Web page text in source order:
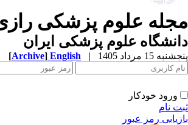
علوم پزشکی رازی
علوم پزشکی ایران
15 مرداد 1405 |
English
[Archive]
ورود خودکار
نام
رمز عبور